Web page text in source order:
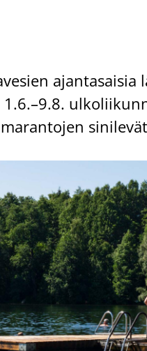
ajan­ta­sai­sia
1.6.–9.8.